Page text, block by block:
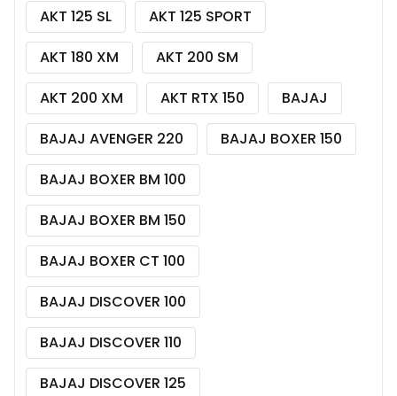
AKT 125 SL
AKT 125 SPORT
AKT 180 XM
AKT 200 SM
AKT 200 XM
AKT RTX 150
BAJAJ
BAJAJ AVENGER 220
BAJAJ BOXER 150
BAJAJ BOXER BM 100
BAJAJ BOXER BM 150
BAJAJ BOXER CT 100
BAJAJ DISCOVER 100
BAJAJ DISCOVER 110
BAJAJ DISCOVER 125